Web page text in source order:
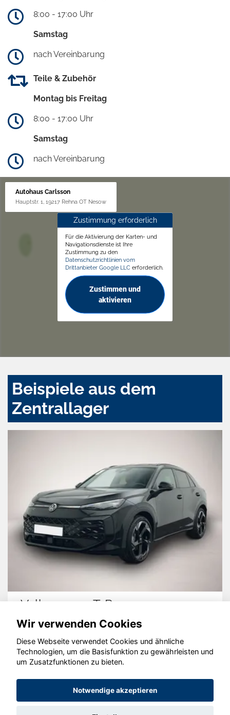
8:00 - 17:00 Uhr
Samstag
nach Vereinbarung
Teile & Zubehör
Montag bis Freitag
8:00 - 17:00 Uhr
Samstag
nach Vereinbarung
Autohaus Carlsson
Hauptstr. 1, 19217 Rehna OT Nesow
Zustimmung erforderlich
Für die Aktivierung der Karten- und
Navigationsdienste ist Ihre
Zustimmung zu den
Datenschutzrichtlinien vom
Drittanbieter Google LLC erforderlich.
Zustimmen und
aktivieren
Beispiele aus dem
Zentrallager
Volkswagen T-Roc
© konjunkturmotor.de GmbH 2020 - 2026
Wir verwenden Cookies
Diese Webseite verwendet Cookies und ähnliche
Technologien, um die Basisfunktion zu gewährleisten und
um Zusatzfunktionen zu bieten.
Notwendige akzeptieren